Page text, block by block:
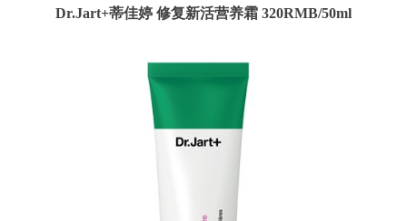
Dr.Jart+蒂佳婷 修复新活营养霜 320RMB/50ml